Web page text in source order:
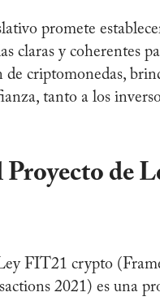
promete
claras y coherentes
de criptomonedas,
tanto a los
Proyecto de
FIT21 crypto
2021) es una